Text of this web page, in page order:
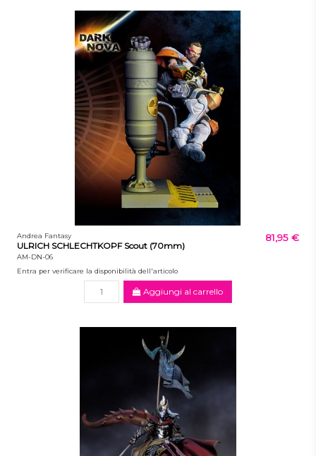
Andrea Fantasy
ULRICH SCHLECHTKOPF Scout (70mm)
AM-DN-06
81,95 €
Entra per verificare la disponibilità dell'articolo
Aggiungi al carrello